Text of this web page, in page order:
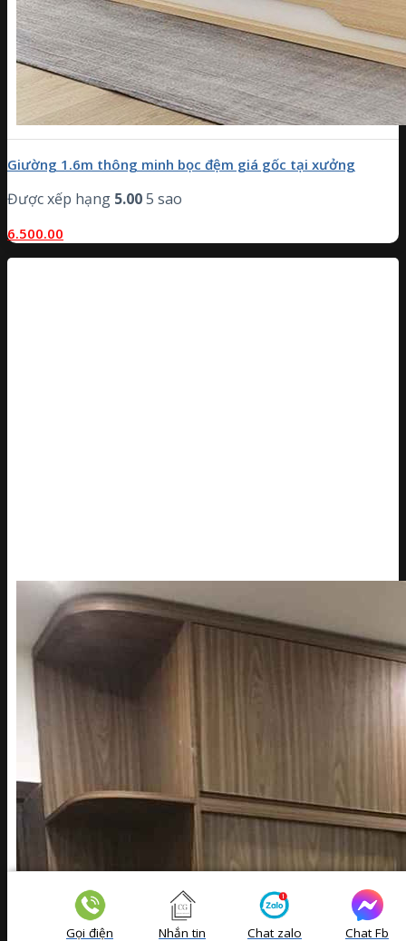
Giường 1.6m thông minh bọc đệm giá gốc tại xưởng
Được xếp hạng 5.005 sao
6.500.00
Gọi điện Nhắn tin Chat zalo Chat Fb